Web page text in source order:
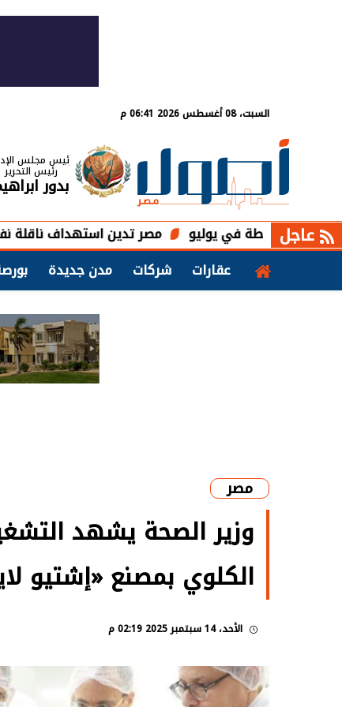
السبت، 08 أغسطس 2026 06:41 م
رئيس مجلس
رئيس التحرير
بدور
عاجل
مصر تدين استهداف ناقلة نفط
عقارات
شركات مدن جديدة
مصر
وزير الصحة يشهد
الكلوي بمصنع «إشتيو
الأحد، 14 سبتمبر 2025 02:19 م